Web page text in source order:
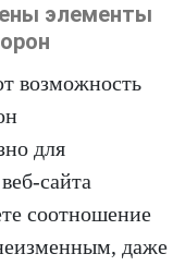
элементы
возможность
для
сайта
соотношение
даже